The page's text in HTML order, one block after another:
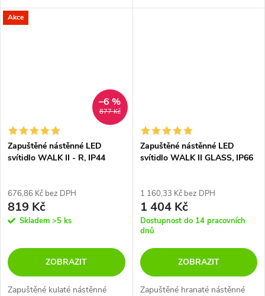
je v bílé a černé barvě a ve dvou
Akce
877 Kč
–6 %
Zapuštěné nástěnné LED
svítidlo WALK II - R, IP44
676,86 Kč bez DPH
819 Kč
Skladem >5 ks
ZOBRAZIT
Zapuštěné kulaté nástěnné
Zapuštěné nástěnné LED
svítidlo WALK II GLASS, IP66
1 160,33 Kč bez DPH
1 404 Kč
Dostupnost do 14 pracovních
dnů
ZOBRAZIT
Zapuštěné hranaté nástěnné